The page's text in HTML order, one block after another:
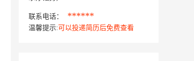
联系电话： ******
温馨提示: 可以投递简历后免费查看